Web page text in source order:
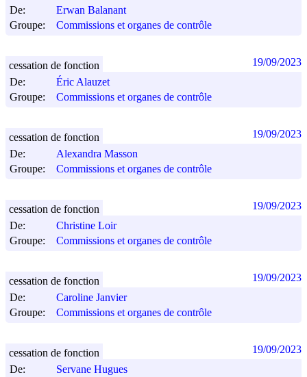
De:
Erwan Balanant
Groupe:
Commissions et organes de contrôle
De:
Éric Alauzet
Groupe:
Commissions et organes de contrôle
cessation de fonction 19/09/2023
De:
Alexandra Masson
Groupe:
Commissions et organes de contrôle
cessation de fonction 19/09/2023
De:
Christine Loir
Groupe:
Commissions et organes de contrôle
cessation de fonction 19/09/2023
De:
Caroline Janvier
Groupe:
Commissions et organes de contrôle
cessation de fonction 19/09/2023
De:
Servane Hugues
cessation de fonction 19/09/2023